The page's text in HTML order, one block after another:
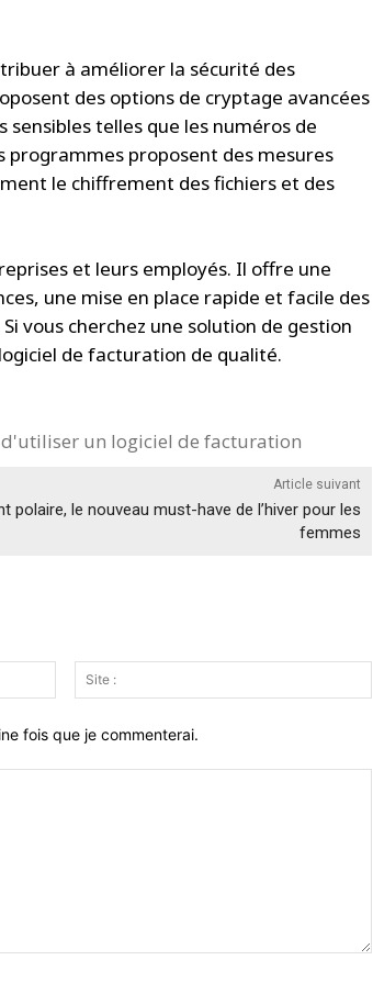
à améliorer la sécurité des
des options de cryptage avancées
telles que les numéros de
programmes proposent des mesures
le chiffrement des fichiers et des
et leurs employés. Il offre une
une mise en place rapide et facile des
vous cherchez une solution de gestion
de facturation de qualité.
d'utiliser un logiciel de facturation
Article suivant
polaire, le nouveau must-have de l’hiver pour les
femmes
Email
:*
:
fois que je commenterai.